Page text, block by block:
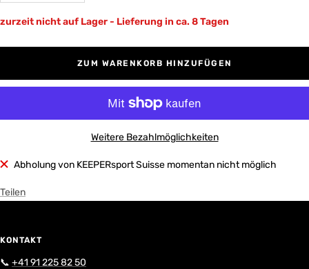
zurzeit nicht auf Lager - Lieferung in ca. 8 Tagen
ZUM WARENKORB HINZUFÜGEN
Weitere Bezahlmöglichkeiten
Abholung von KEEPERsport Suisse momentan nicht möglich
Teilen
KONTAKT
📞 +41 91 225 82 50